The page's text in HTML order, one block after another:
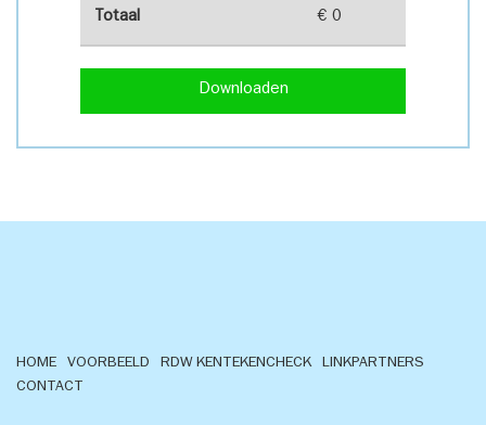
Totaal € 0
Downloaden
HOME VOORBEELD RDW KENTEKENCHECK
LINKPARTNERS
CONTACT